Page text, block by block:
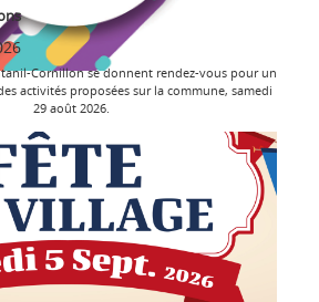
Cornillon se donnent rendez-vous pour un
activités proposées sur la commune, samedi
29 août 2026.